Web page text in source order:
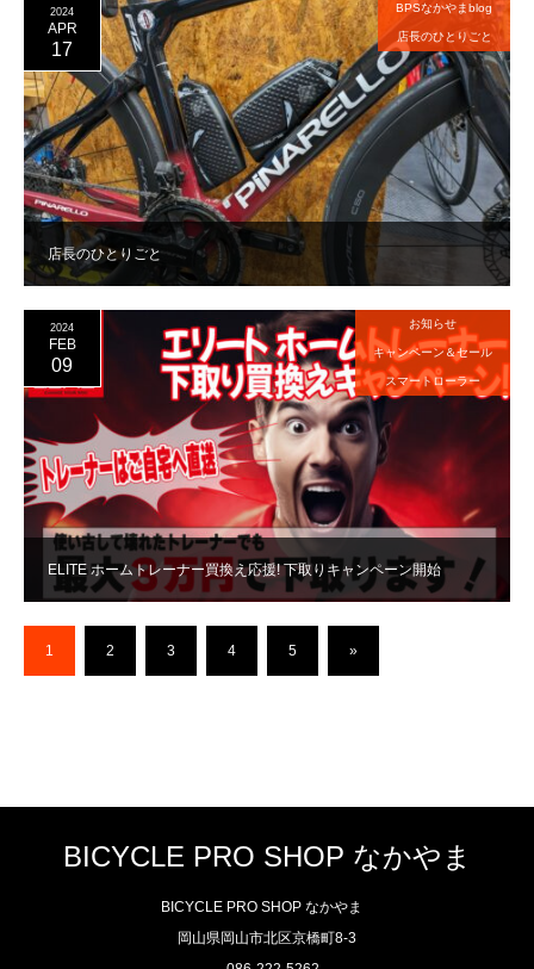
店長のひとりごと
2024
APR
17
BPSなかやまblog
店長のひとりごと
ELITE ホームトレーナー買換え応援! 下取りキャンペーン開始
2024
FEB
09
お知らせ
キャンペーン＆セール
スマートローラー
1 2 3 4 5 »
BICYCLE PRO SHOP なかやま
BICYCLE PRO SHOP なかやま
岡山県岡山市北区京橋町8-3